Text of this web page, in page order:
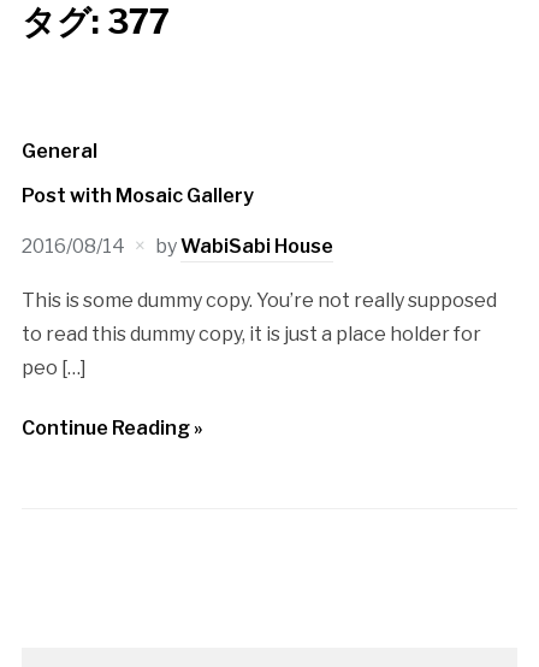
タグ: 377
General
Post with Mosaic Gallery
2016/08/14 byWabiSabi House
This is some dummy copy. You’re not really supposed
to read this dummy copy, it is just a place holder for
peo […]
Continue Reading »